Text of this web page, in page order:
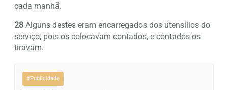
cada manhã.
28 Alguns destes eram encarregados dos utensílios do
serviço, pois os colocavam contados, e contados os
tiravam.
#Publicidade